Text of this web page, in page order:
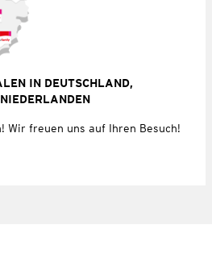
IN DEUTSCHLAND,
Wir freuen uns auf Ihren Besuch!